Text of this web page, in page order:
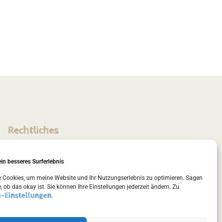
besseres Surferlebnis
Cookies, um meine Website und Ihr Nutzungserlebnis zu optimieren. Sagen
ob das okay ist. Sie können Ihre Einstellungen jederzeit ändern. Zu
Einstellungen.
Rechtliches
Datenschutz
Cookie-Richtlinien